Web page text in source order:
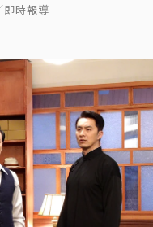
即時報導